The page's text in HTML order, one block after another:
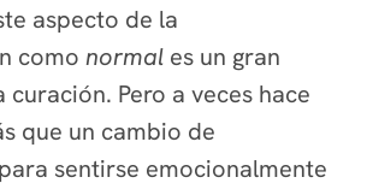
aspecto de la
como normal es un gran
curación. Pero a veces hace
que un cambio de
sentirse emocionalmente